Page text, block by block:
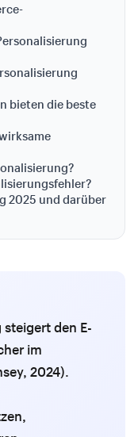
bieten die beste
2025 und darüber
den E-
im
2024).